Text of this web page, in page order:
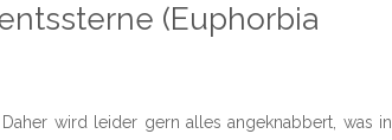
(Euphorbia
wird leider gern alles angeknabbert, was in